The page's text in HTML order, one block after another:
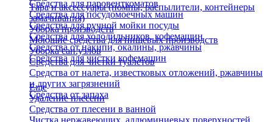
Средства для паровенткоматов
Средства для посудомоечных машин
Средства для ручной мойки посуды
Средства для холодильников, кофемашин
Средства от накипи, окалины, ржавчины
Средства для чистки кофемашин
Тара и аксессуары (помпы, распылители, контейнеры
замачивания)
Уборка производств
Моющие средства для пищевых производств
Уборка сан.узлов
Средства для чистки туалетов
Средства от налета, известковых отложений, ржавчины
и других загрязнений
Средства от запаха
Еще
Удаление плесени
Средства от плесени в ванной
Чистка нержавеющих, аллюминиевых поверхностей